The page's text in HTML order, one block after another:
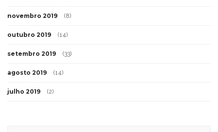
novembro 2019 (8)
outubro 2019 (14)
setembro 2019 (33)
agosto 2019 (14)
julho 2019 (2)